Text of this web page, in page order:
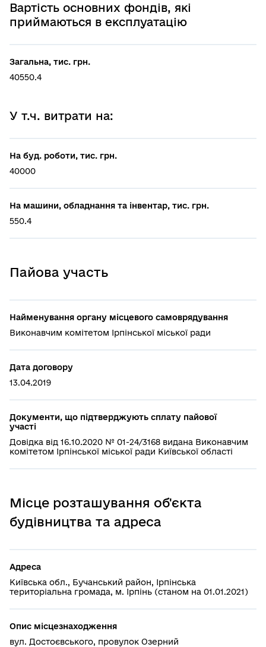
Вартість основних фондів, які
приймаються в експлуатацію
Загальна, тис. грн.
40550.4
У т.ч. витрати на:
На буд. роботи, тис. грн.
40000
На машини, обладнання та інвентар, тис. грн.
550.4
Пайова участь
Найменування органу місцевого самоврядування
Виконавчим комітетом Ірпінської міської ради
Дата договору
13.04.2019
Документи, що підтверджують сплату пайової
участі
Довідка від 16.10.2020 № 01-24/3168 видана Виконавчим
комітетом Ірпінської міської ради Київської області
Місце розташування об'єкта
будівництва та адреса
Адреса
Київська обл., Бучанський район, Ірпінська
територіальна громада, м. Ірпінь (станом на 01.01.2021)
Опис місцезнаходження
вул. Достоєвського, провулок Озерний